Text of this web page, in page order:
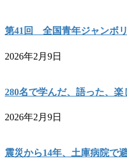
第41回 全国青年ジャンボ
2026年2月9日
280名で学んだ、語った、
2026年2月9日
震災から14年、土庫病院で